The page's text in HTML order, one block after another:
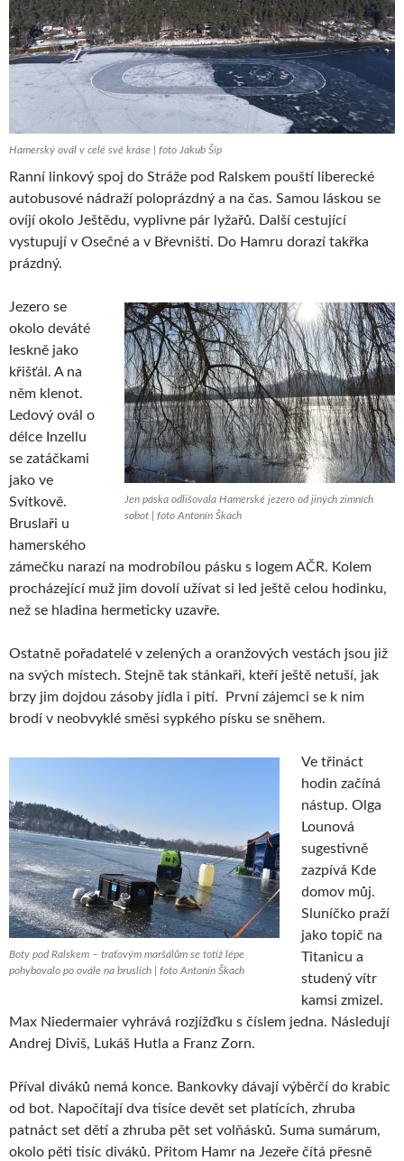
Hamerský ovál v celé své kráse | foto Jakub Šíp
Ranní linkový spoj do Stráže pod Ralskem pouští liberecké
autobusové nádraží poloprázdný a na čas. Samou láskou se
ovíjí okolo Ještědu, vyplivne pár lyžařů. Další cestující
vystupují v Osečné a v Břevništi. Do Hamru dorazí takřka
prázdný.
Jen páska odlišovala Hamerské jezero od jiných zimních
sobot | foto Antonín Škach
Jezero se
okolo deváté
leskně jako
křišťál. A na
něm klenot.
Ledový ovál o
délce Inzellu
se zatáčkami
jako ve
Svítkově.
Bruslaři u
hamerského
zámečku narazí na modrobílou pásku s logem AČR. Kolem
procházející muž jim dovolí užívat si led ještě celou hodinku,
než se hladina hermeticky uzavře.
Ostatně pořadatelé v zelených a oranžových vestách jsou již
na svých místech. Stejně tak stánkaři, kteří ještě netuší, jak
brzy jim dojdou zásoby jídla i pití. První zájemci se k nim
brodí v neobvyklé směsi sypkého písku se sněhem.
Boty pod Ralskem – traťovým maršálům se totiž lépe
pohybovalo po ovále na bruslích | foto Antonín Škach
Ve třináct
hodin začíná
nástup. Olga
Lounová
sugestivně
zazpívá Kde
domov můj.
Sluníčko praží
jako topič na
Titanicu a
studený vítr
kamsi zmizel.
Max Niedermaier vyhrává rozjížďku s číslem jedna. Následují
Andrej Diviš, Lukáš Hutla a Franz Zorn.
Příval diváků nemá konce. Bankovky dávají výběrčí do krabic
od bot. Napočítají dva tisíce devět set platících, zhruba
patnáct set dětí a zhruba pět set volňásků. Suma sumárum,
okolo pěti tisíc diváků. Přitom Hamr na Jezeře čítá přesně